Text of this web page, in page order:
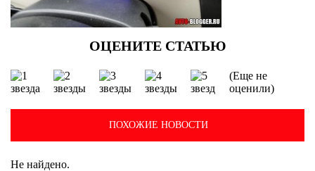
(Еще не
оценили)
ПОХОЖИЕ НОВОСТИ
Не найдено.